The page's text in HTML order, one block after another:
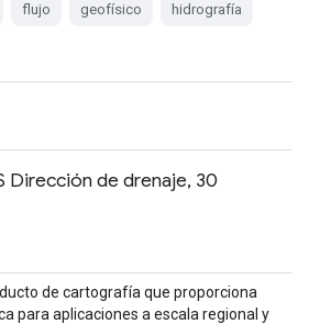
flujo geofísico hidrografía
Dirección de drenaje, 30
de cartografía que proporciona
para aplicaciones a escala regional y